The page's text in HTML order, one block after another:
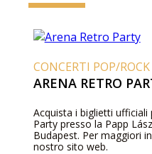
CONCERTI POP/
ARENA RETRO
Acquista i biglietti ufficiali
Party presso la Papp
Budapest. Per maggiori
nostro sito web.